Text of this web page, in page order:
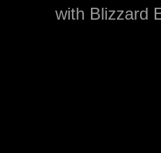
with Blizzard